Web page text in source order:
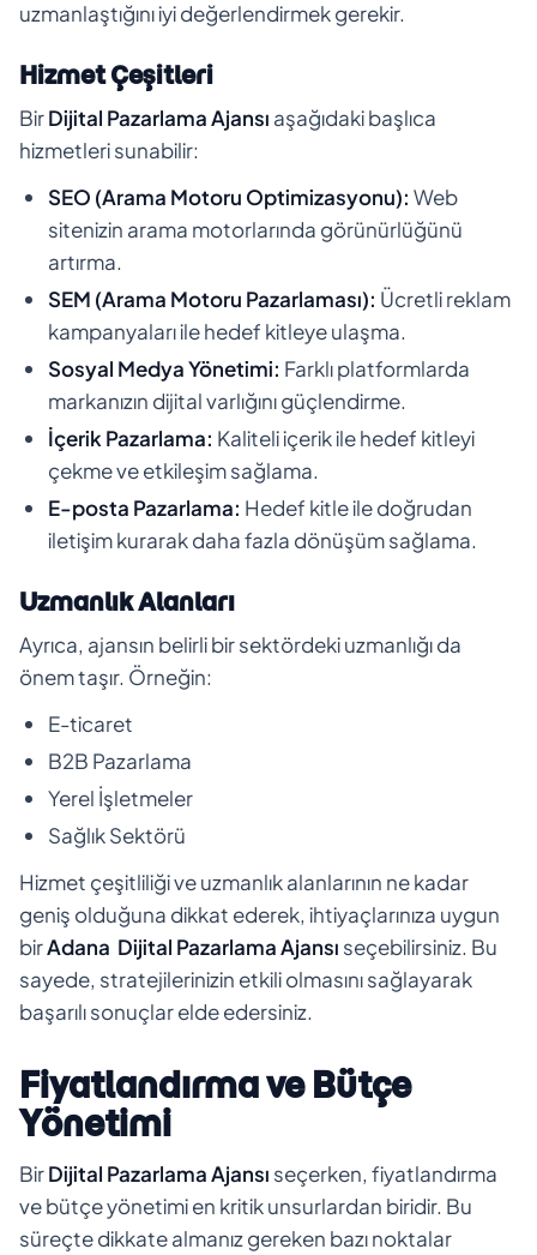
uzmanlaştığını iyi değerlendirmek gerekir.
Hizmet Çeşitleri
BirDijital Pazarlama Ajansı aşağıdaki başlıca
hizmetleri sunabilir:
SEO (Arama Motoru Optimizasyonu): Web
sitenizin arama motorlarında görünürlüğünü
artırma.
SEM (Arama Motoru Pazarlaması): Ücretli reklam
kampanyaları ile hedef kitleye ulaşma.
Sosyal Medya Yönetimi: Farklı platformlarda
markanızın dijital varlığını güçlendirme.
İçerik Pazarlama: Kaliteli içerik ile hedef kitleyi
çekme ve etkileşim sağlama.
E-posta Pazarlama: Hedef kitle ile doğrudan
iletişim kurarak daha fazla dönüşüm sağlama.
Uzmanlık Alanları
Ayrıca, ajansın belirli bir sektördeki uzmanlığı da
önem taşır. Örneğin:
E-ticaret
B2B Pazarlama
Yerel İşletmeler
Sağlık Sektörü
Hizmet çeşitliliği ve uzmanlık alanlarının ne kadar
geniş olduğuna dikkat ederek, ihtiyaçlarınıza uygun
birAdana Dijital Pazarlama Ajansı seçebilirsiniz. Bu
sayede, stratejilerinizin etkili olmasını sağlayarak
başarılı sonuçlar elde edersiniz.
Fiyatlandırma ve Bütçe
Yönetimi
BirDijital Pazarlama Ajansı seçerken, fiyatlandırma
ve bütçe yönetimi en kritik unsurlardan biridir. Bu
süreçte dikkate almanız gereken bazı noktalar